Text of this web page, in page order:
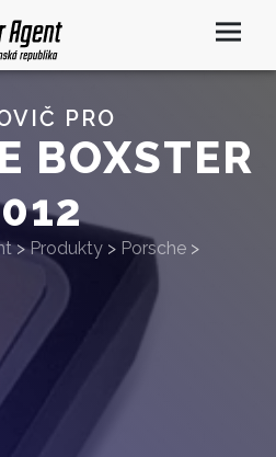
PRO
BOXSTER
> Produkty > Porsche >